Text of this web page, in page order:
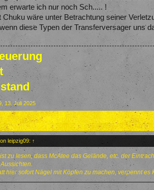
erwarte ich nur noch Sch..... !
Chuku wäre unter Betrachtung seiner
diese Typen der Transferversager uns
13. Juli 2025
leipzig09: ↑
zu lesen, dass McAtee das Gelände, etc. der
hier sofort Nägel mit Köpfen zu machen, verpennt es